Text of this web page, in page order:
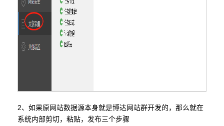
2、如果原网站数据源本身就是博达网站群开发的，那么就在
系统内部剪切，粘贴，发布三个步骤